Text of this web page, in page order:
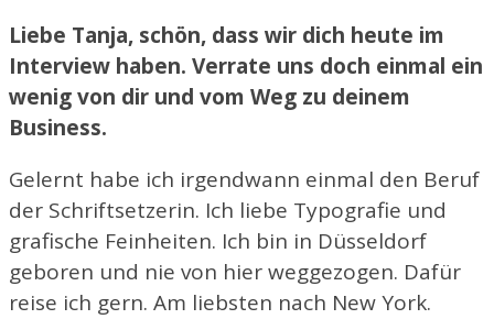
Liebe Tanja, schön, dass wir dich heute im
Interview haben. Verrate uns doch einmal ein
wenig von dir und vom Weg zu deinem
Business.
Gelernt habe ich irgendwann einmal den Beruf
der Schriftsetzerin. Ich liebe Typografie und
grafische Feinheiten. Ich bin in Düsseldorf
geboren und nie von hier weggezogen. Dafür
reise ich gern. Am liebsten nach New York.